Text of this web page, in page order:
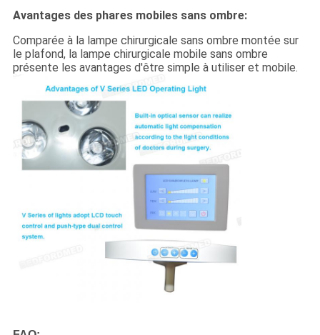
Avantages des phares mobiles sans ombre:
Comparée à la lampe chirurgicale sans ombre montée sur
le plafond, la lampe chirurgicale mobile sans ombre
présente les avantages d'être simple à utiliser et mobile.